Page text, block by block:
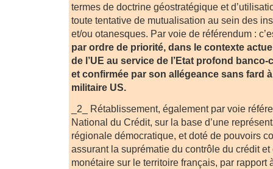
termes de doctrine géostratégique et
toute tentative de mutualisation au sein des
et/ou otanesques. Par voie de référendum :
par ordre de priorité, dans le contexte
de l’UE au service de l’Etat profond
et confirmée par son allégeance sans fard
militaire US.
_2_ Rétablissement, également par voie
National du Crédit, sur la base d’une
régionale démocratique, et doté de pouvoirs
assurant la suprématie du contrôle du crédit
monétaire sur le territoire français, par rapport